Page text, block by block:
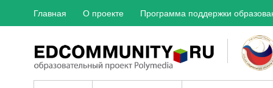
Главная О проекте Программа поддержки